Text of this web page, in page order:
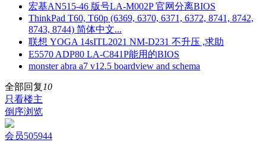
宏基AN515-46 版号LA-M002P 官网分离BIOS
ThinkPad T60, T60p (6369, 6370, 6371, 6372, 8741, 8742,
8743, 8744) 简体中文...
联想 YOGA 14sITL2021 NM-D231 不升压 ,求助
E5570 ADP80 LA-C841P能用的BIOS
monster abra a7 v12.5 boardview and schema
全部回复 10
只看楼主
倒序浏览
会员505944